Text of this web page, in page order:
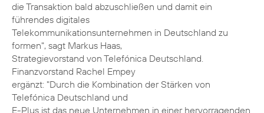
die Transaktion bald abzuschließen und damit ein
führendes digitales
Telekommunikationsunternehmen in Deutschland zu
formen", sagt Markus Haas,
Strategievorstand von Telefónica Deutschland.
Finanzvorstand Rachel Empey
ergänzt: "Durch die Kombination der Stärken von
Telefónica Deutschland und
E-Plus ist das neue Unternehmen in einer hervorragenden